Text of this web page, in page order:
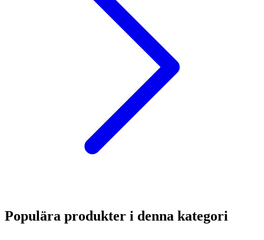
Populära produkter i denna kategori